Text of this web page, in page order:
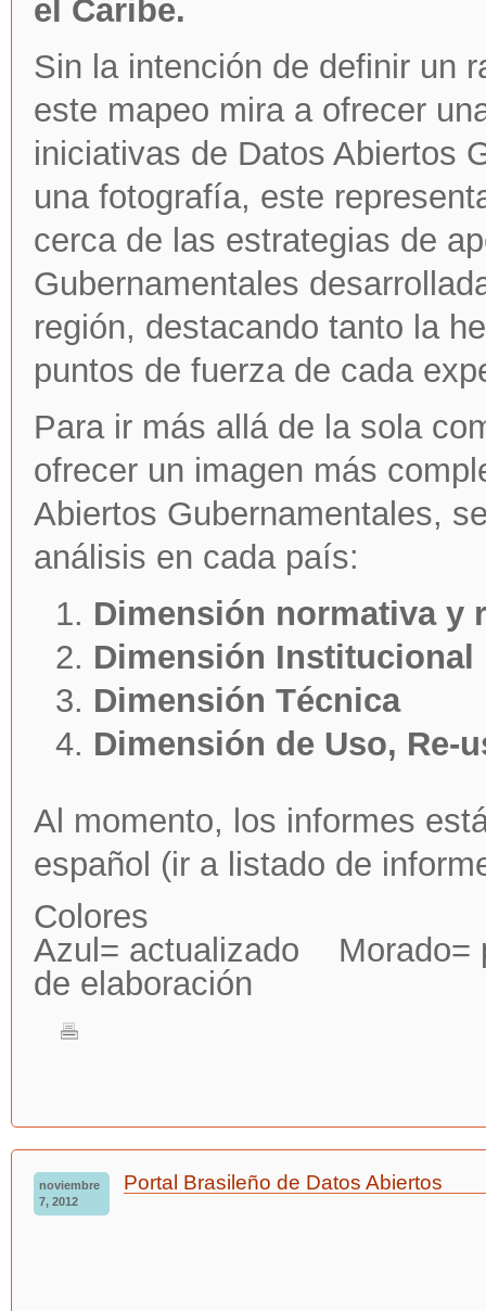
el Caribe.
Sin la intención de definir un
este mapeo mira a ofrecer
iniciativas de Datos Abiertos
una fotografía, este
cerca de las estrategias de
Gubernamentales
región, destacando tanto la
puntos de fuerza de cada
Para ir más allá de la sola
ofrecer un imagen más
Abiertos Gubernamentales,
análisis en cada país:
Dimensión normativa y
Dimensión Institucional
Dimensión Técnica
Dimensión de Uso, Re-
Al momento, los informes
español (ir a listado de
Colores
Azul= actualizado Morado=
de elaboración
noviembre
7, 2012
Portal Brasileño de Datos Abiertos